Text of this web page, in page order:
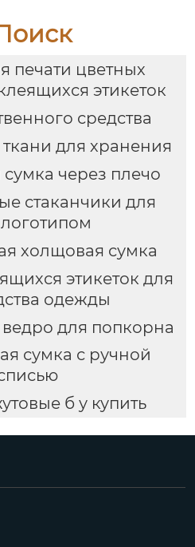
печати цветных
этикеток
средства
для хранения
через плечо
стаканчики для
холщовая сумка
этикеток для
одежды
для попкорна
сумка с ручной
б у купить